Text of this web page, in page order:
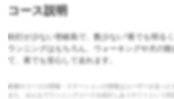
コース説明
街灯が少ない壱岐島で、数少ない“夜でも明る
ランニングはもちろん、ウォーキングや犬の
て、夜でも安心して走れます。
画像やコースの情報・ステーションの情報はユーザーが走った
また、みんなでランニングコースを紹介しあうサイトという